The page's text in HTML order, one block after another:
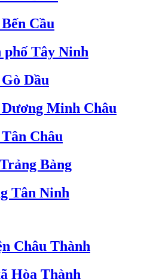
Cầu
phố Tây Ninh
Dầu
Minh Châu
Châu
Bàng
Tân Ninh
Châu Thành
Hòa Thành